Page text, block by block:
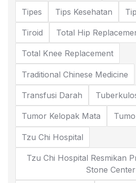
Tipes Tips Kesehatan
Tiroid Total Hip
Total Knee Replacement
Traditional Chinese Medicine
Transfusi Darah
Tumor Kelopak Mata
Tzu Chi Hospital
Tzu Chi Hospital Resmikan
Stone Center